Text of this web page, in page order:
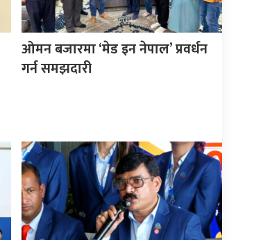
ओमन बजारमा ‘मेड इन नेपाल’ प्रवर्धन
गर्न समझदारी